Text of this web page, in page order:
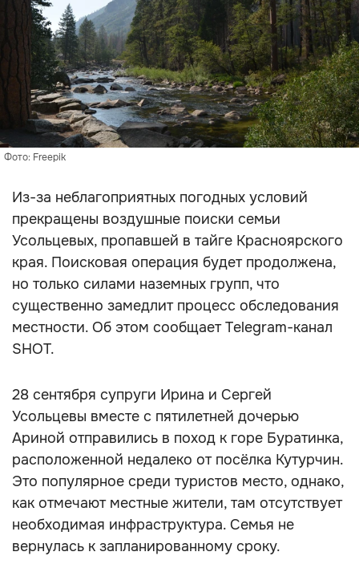
Фото: Freepik
Из-за неблагоприятных погодных условий
прекращены воздушные поиски семьи
Усольцевых, пропавшей в тайге Красноярского
края. Поисковая операция будет продолжена,
но только силами наземных групп, что
существенно замедлит процесс обследования
местности. Об этом сообщает Telegram-канал
SHOT.
28 сентября супруги Ирина и Сергей
Усольцевы вместе с пятилетней дочерью
Ариной отправились в поход к горе Буратинка,
расположенной недалеко от посёлка Кутурчин.
Это популярное среди туристов место, однако,
как отмечают местные жители, там отсутствует
необходимая инфраструктура. Семья не
вернулась к запланированному сроку.